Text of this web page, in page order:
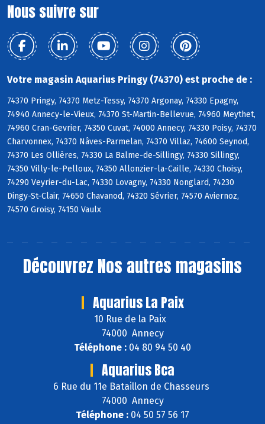
Nous suivre sur
Votre magasin Aquarius Pringy (74370) est proche de :
74370 Pringy, 74370 Metz-Tessy, 74370 Argonay, 74330 Epagny,
74940 Annecy-le-Vieux, 74370 St-Martin-Bellevue, 74960 Meythet,
74960 Cran-Gevrier, 74350 Cuvat, 74000 Annecy, 74330 Poisy, 74370
Charvonnex, 74370 Nâves-Parmelan, 74370 Villaz, 74600 Seynod,
74370 Les Ollières, 74330 La Balme-de-Sillingy, 74330 Sillingy,
74350 Villy-le-Pelloux, 74350 Allonzier-la-Caille, 74330 Choisy,
74290 Veyrier-du-Lac, 74330 Lovagny, 74330 Nonglard, 74230
Dingy-St-Clair, 74650 Chavanod, 74320 Sévrier, 74570 Aviernoz,
74570 Groisy, 74150 Vaulx
Découvrez Nos autres magasins
Aquarius La Paix
10 Rue de la Paix
74000 Annecy
Téléphone : 04 80 94 50 40
Aquarius Bca
6 Rue du 11e Bataillon de Chasseurs
74000 Annecy
Téléphone : 04 50 57 56 17